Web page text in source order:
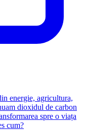
energie, agricultura,
dioxidul de carbon
spre o viața
cum?